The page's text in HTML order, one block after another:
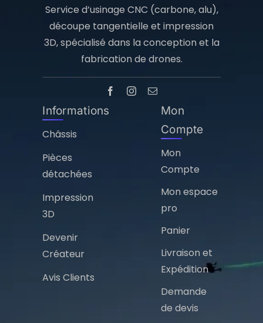
Service d’usinage CNC (carbone, alu),
découpe tangentielle et impression
3D, spécialisé dans la conception et la
fabrication de drones.
Informations
Châssis
Pièces
détachées
Impression
3D
Devenir
Créateur
Avis Clients
Mon
Compte
Mon
Compte
Mon espace
pro
Panier
Livraison et
Expédition
Demande
de devis